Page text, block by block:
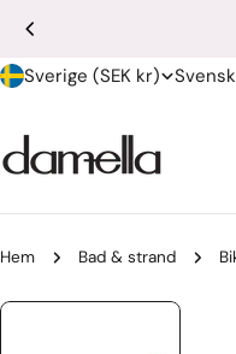
innehållet
L
n
Sverige (SEK kr)
S
Hem Bad & strand